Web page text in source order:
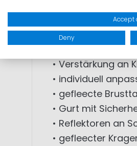
•
• wasserdichte
• wasserdichte
• Verstärkung an
• individuell
• gefleecte
• Gurt mit
• Reflektoren an
• gefleecter
Accept
Deny